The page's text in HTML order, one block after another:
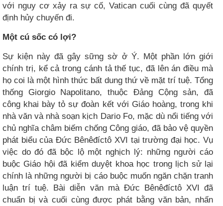
với nguy cơ xảy ra sự cố, Vatican cuối cùng đã quyết
định hủy chuyến đi.
Một cú sốc có lợi?
Sự kiện này đã gây sững sờ ở Ý. Một phần lớn giới
chính trị, kể cả trong cánh tả thế tục, đã lên án điều mà
họ coi là một hình thức bất dung thứ về mặt trí tuệ. Tổng
thống Giorgio Napolitano, thuộc Đảng Cộng sản, đã
công khai bày tỏ sự đoàn kết với Giáo hoàng, trong khi
nhà văn và nhà soạn kịch Dario Fo, mặc dù nổi tiếng với
chủ nghĩa châm biếm chống Công giáo, đã bảo vệ quyền
phát biểu của Đức Bênêđíctô XVI tại trường đại học. Vụ
việc do đó đã bộc lộ một nghịch lý: những người cáo
buộc Giáo hội đã kiểm duyệt khoa học trong lịch sử lại
chính là những người bị cáo buộc muốn ngăn chặn tranh
luận trí tuệ. Bài diễn văn mà Đức Bênêđíctô XVI đã
chuẩn bị và cuối cùng được phát bằng văn bản, nhấn